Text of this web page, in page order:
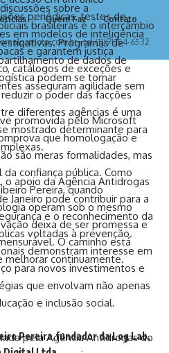
periódicas, testes de
em modelos de inteligência
e garantem justiça
catálogos de exceções e
asseguram agilidade sem
promovida pelo Microsoft
que homologação e
são meras formalidades, mas
confiança pública. Como
Pereira, quando
operam sob o mesmo
deixa de ser promessa e
O caminho está
melhorar continuamente.
Pereira fundador da Log Lab
sobre a
brasileiras e o intercâmbio
Programas de
de dados de
podem se tornar
o poder das facções
diferentes agências é uma
mostrado determinante para
apoio da Agência Antidrogas
Janeiro pode contribuir para a
e o reconhecimento da
voltadas à prevenção.
demonstram interesse em
para novos investimentos e
que envolvam não apenas
e inclusão social.
pela Agência Antidrogas do
- tel.(11)91754-6532
Quem Faz Contato